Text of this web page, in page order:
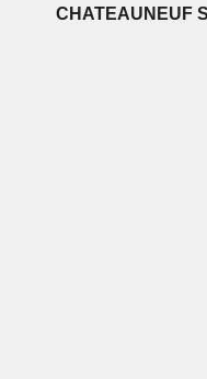
CHATEAUNEUF